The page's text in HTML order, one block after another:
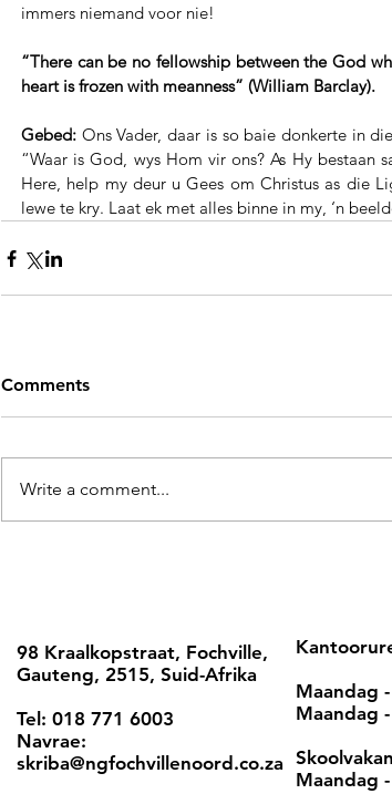
immers niemand voor nie!
“There can be no fellowship between the God
heart is frozen with meanness” (William Barclay).
Gebed: Ons Vader, daar is so baie donkerte in
“Waar is God, wys Hom vir ons? As Hy bestaan
Here, help my deur u Gees om Christus as die
lewe te kry. Laat ek met alles binne in my, ‘n
Comments
Write a comment...
98 Kraalkopstraat, Fochville,
Gauteng, 2515, Suid-Afrika
Tel: 018 771 6003
Navrae:
skriba@ngfochvillenoord.co.za
Maandag
Maandag
Maandag